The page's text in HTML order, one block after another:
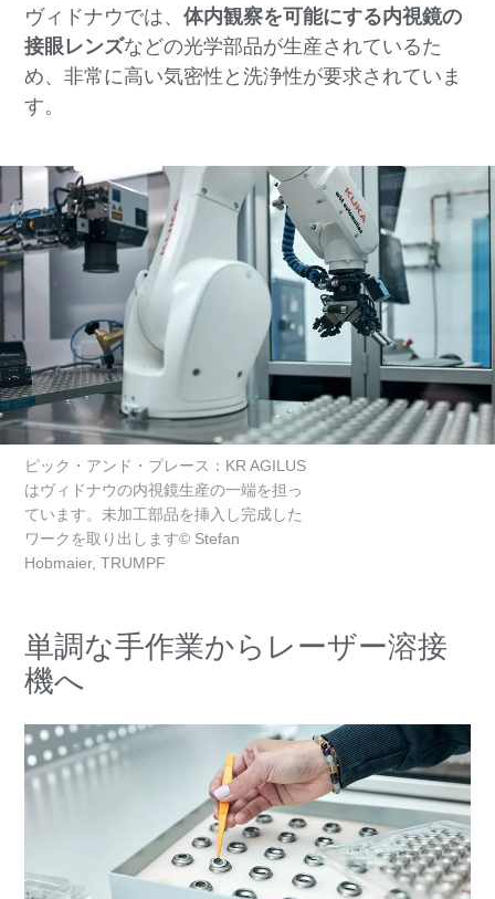
ヴィドナウでは、体内観察を可能にする内視鏡の
接眼レンズなどの光学部品が生産されているた
め、非常に高い気密性と洗浄性が要求されていま
す。
ピック・アンド・プレース：KR AGILUS
はヴィドナウの内視鏡生産の一端を担っ
ています。未加工部品を挿入し完成した
ワークを取り出します© Stefan
Hobmaier, TRUMPF
単調な手作業からレーザー溶接
機へ